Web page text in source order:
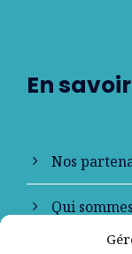
En
Nos
Qui